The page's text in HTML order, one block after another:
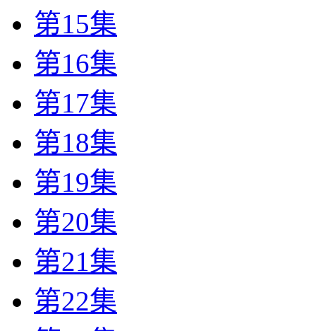
第15集
第16集
第17集
第18集
第19集
第20集
第21集
第22集